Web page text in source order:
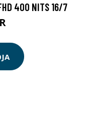
400 NITS 16/7